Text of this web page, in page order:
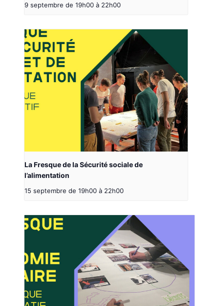
9 septembre de 19h00 à 22h00
La Fresque de la Sécurité sociale de
l’alimentation
15 septembre de 19h00 à 22h00